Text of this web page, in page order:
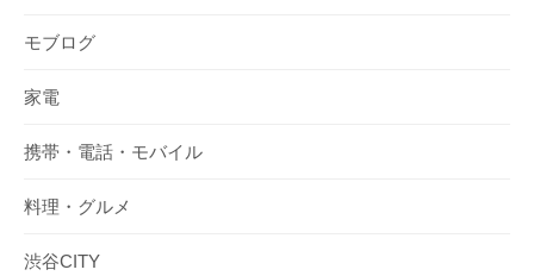
モブログ
家電
携帯・電話・モバイル
料理・グルメ
渋谷CITY